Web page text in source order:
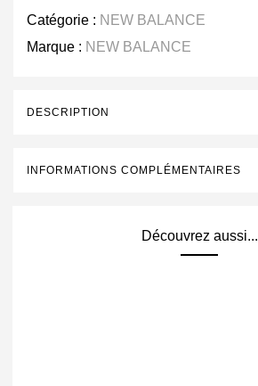
Catégorie : NEW BALANCE
Marque : NEW BALANCE
DESCRIPTION
INFORMATIONS COMPLÉMENTAIRES
Découvrez aussi...